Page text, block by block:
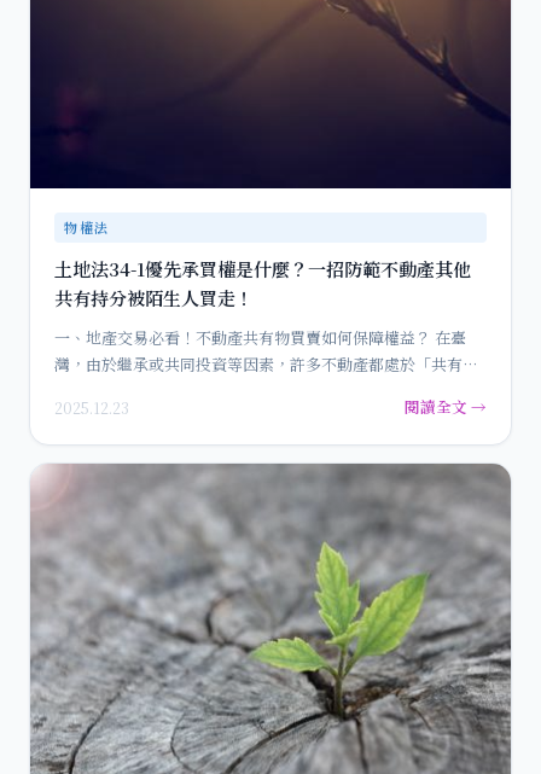
物權法
土地法34-1優先承買權是什麼？一招防範不動產其他
共有持分被陌生人買走！
一、地產交易必看！不動產共有物買賣如何保障權益？ 在臺
灣，由於繼承或共同投資等因素，許多不動產都處於「共有」
2025.12.23 閱讀全文 →